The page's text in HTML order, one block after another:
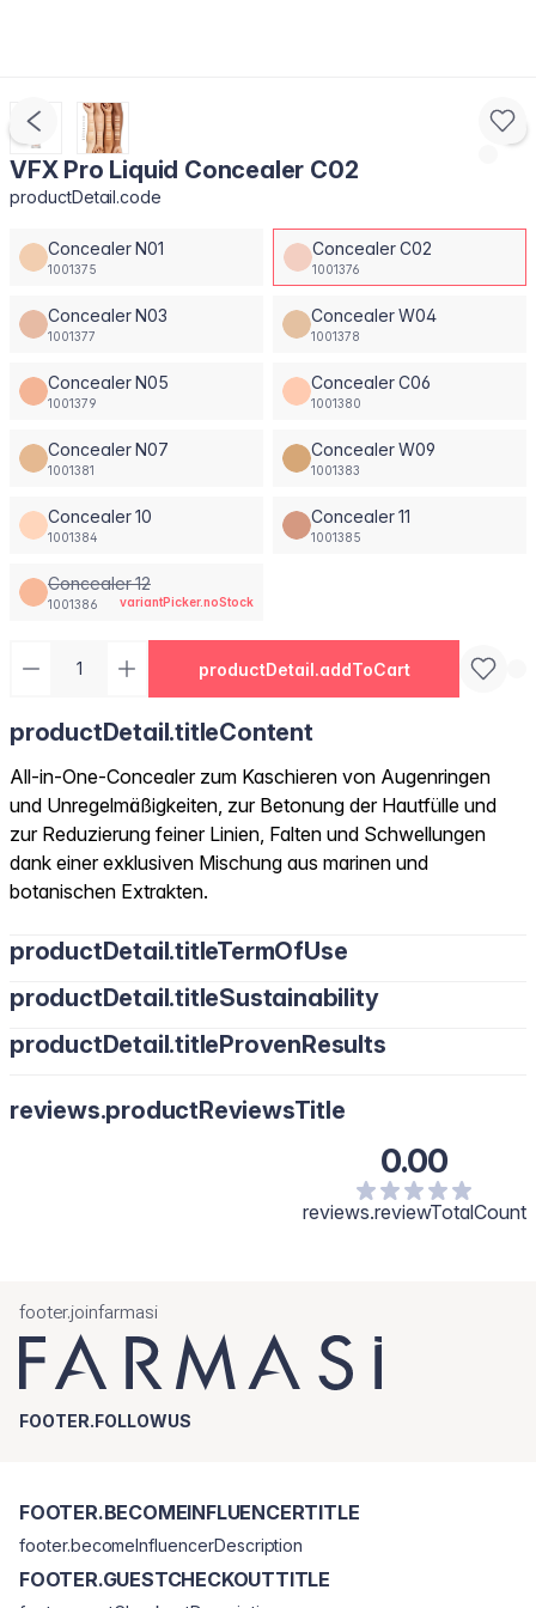
VFX Pro Liquid Concealer C02
productDetail.code
Concealer N01
1001375
Concealer C02
1001376
Concealer N03
1001377
Concealer W04
1001378
Concealer N05
1001379
Concealer C06
1001380
Concealer N07
1001381
Concealer W09
1001383
Concealer 10
1001384
Concealer 11
1001385
Concealer 12
1001386 variantPicker.noStock
productDetail.addToCart
productDetail.titleContent
All-in-One-Concealer zum Kaschieren von Augenringen
und Unregelmäßigkeiten, zur Betonung der Hautfülle und
zur Reduzierung feiner Linien, Falten und Schwellungen
dank einer exklusiven Mischung aus marinen und
botanischen Extrakten.
productDetail.titleTermOfUse
productDetail.titleSustainability
productDetail.titleProvenResults
reviews.productReviewsTitle
0.00
reviews.reviewTotalCount
footer.joinfarmasi
FOOTER.FOLLOWUS
FOOTER.BECOMEINFLUENCERTITLE
footer.becomeInfluencerDescription
FOOTER.GUESTCHECKOUTTITLE